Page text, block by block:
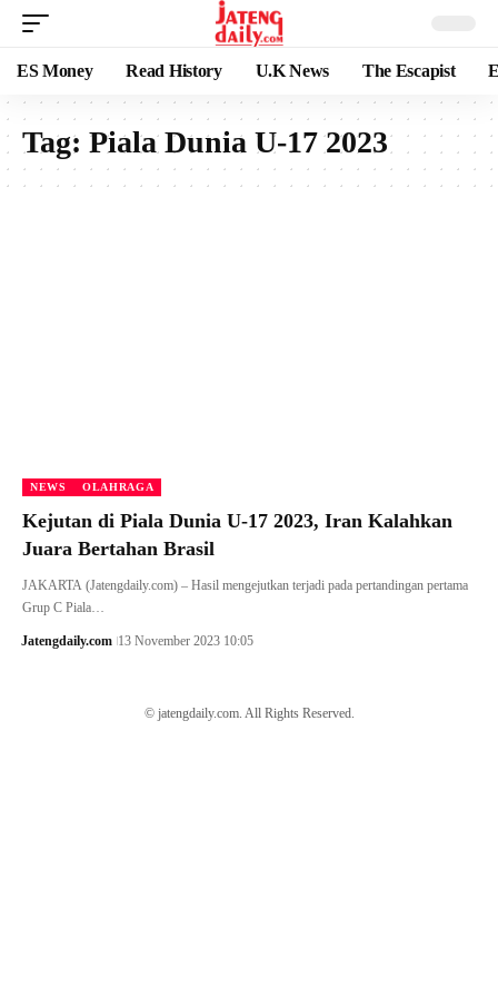
ES Money Read History U.K News The Escapist
Tag: Piala Dunia U-17 2023
NEWS OLAHRAGA
Kejutan di Piala Dunia U-17 2023, Iran Kalahkan
Juara Bertahan Brasil
JAKARTA (Jatengdaily.com) – Hasil mengejutkan terjadi pada pertandingan pertama
Grup C Piala…
Jatengdaily.com 13 November 2023 10:05
© jatengdaily.com. All Rights Reserved.